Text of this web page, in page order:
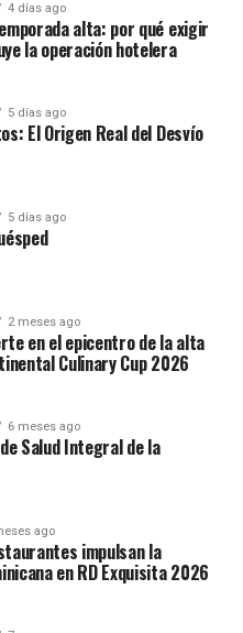
4 días ago
alta: por qué exigir
la operación hotelera
5 días ago
El Origen Real del Desvío
5 días ago
2 meses ago
en el epicentro de la alta
Culinary Cup 2026
6 meses ago
Salud Integral de la
ago
impulsan la
en RD Exquisita 2026